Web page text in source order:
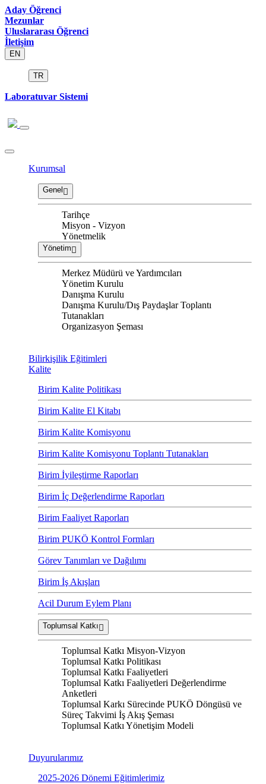
Aday Öğrenci
Mezunlar
Uluslararası Öğrenci
İletişim
EN
TR
Laboratuvar Sistemi
Kurumsal
Genel
Tarihçe
Misyon - Vizyon
Yönetmelik
Yönetim
Merkez Müdürü ve Yardımcıları
Yönetim Kurulu
Danışma Kurulu
Danışma Kurulu/Dış Paydaşlar Toplantı
Tutanakları
Organizasyon Şeması
Bilirkişilik Eğitimleri
Kalite
Birim Kalite Politikası
Birim Kalite El Kitabı
Birim Kalite Komisyonu
Birim Kalite Komisyonu Toplantı Tutanakları
Birim İyileştirme Raporları
Birim İç Değerlendirme Raporları
Birim Faaliyet Raporları
Birim PUKÖ Kontrol Formları
Görev Tanımları ve Dağılımı
Birim İş Akışları
Acil Durum Eylem Planı
Toplumsal Katkı
Toplumsal Katkı Misyon-Vizyon
Toplumsal Katkı Politikası
Toplumsal Katkı Faaliyetleri
Toplumsal Katkı Faaliyetleri Değerlendirme
Anketleri
Toplumsal Karkı Sürecinde PUKÖ Döngüsü ve
Süreç Takvimi İş Akış Şeması
Toplumsal Katkı Yönetişim Modeli
Duyurularımız
2025-2026 Dönemi Eğitimlerimiz